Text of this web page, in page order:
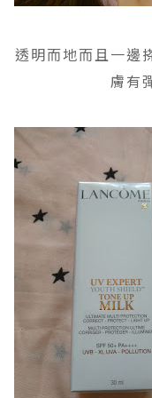
透明而地而且一邊
膚有